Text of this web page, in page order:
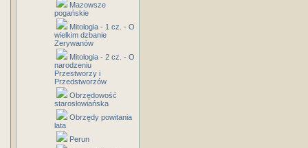
Mazowsze
pogańskie
Mitologia - 1 cz. - O
wielkim dzbanie
Zerywanów
Mitologia - 2 cz. - O
narodzeniu
Przestworzy i
Przedstworzów
Obrzędowość
starosłowiańska
Obrzędy powitania
lata
Perun